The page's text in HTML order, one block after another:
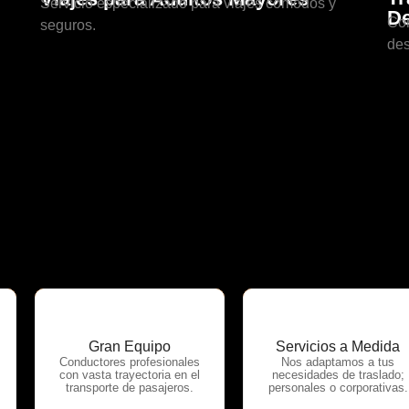
seguros.
Gran Equipo
Conductores profesionales
con vasta trayectoria en el
transporte de pasajeros.
OTP Servicios
Servicios a Medida
Nos adaptamos a tus
necesidades de traslado;
personales o corporativas.
OTP Servicios